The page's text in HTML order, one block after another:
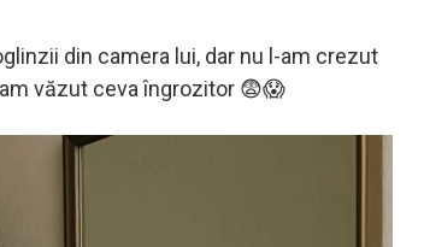
din camera lui, dar nu l-am crezut
văzut ceva îngrozitor 😨😱